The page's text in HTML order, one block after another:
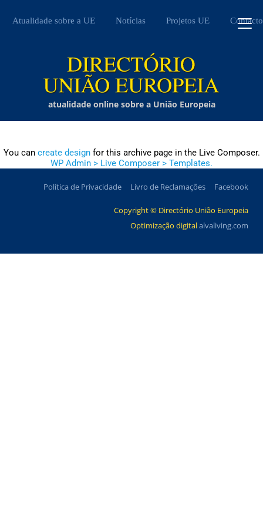
Atualidade sobre a UE Notícias Projetos UE Contacto
atualidade online sobre a União Europeia
You can create designfor this archive page in the Live Composer.
WP Admin > Live Composer > Templates.
Política de Privacidade Livro de Reclamações Facebook
Copyright © Directório União Europeia
Optimização digitalalvaliving.com